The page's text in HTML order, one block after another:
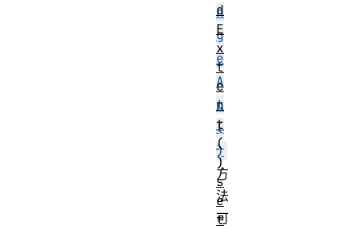
n
g
e
A
t
(
)
方
法
可
d
E
x
t
e
n
t
(
)
s
e
t